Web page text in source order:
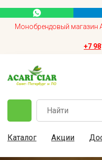
Монобрендовый магазин
+7 98
Каталог Акции